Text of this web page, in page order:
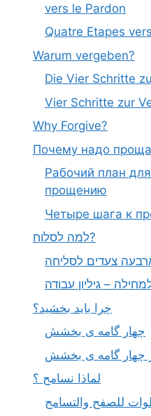
vers le Pardon
Quatre Etapes
Warum vergeben?
Die Vier Schritte
Vier Schritte zur
Why Forgive?
Почему надо
Рабочий план
прощению
Четыре шага к
למה לסלוח?
צעדים לסליחה
– גיליון עבודה
چرا باید بخشید؟
چهار گامه ی بخشش
لماذا نسامح ؟
للصفح والتسامح